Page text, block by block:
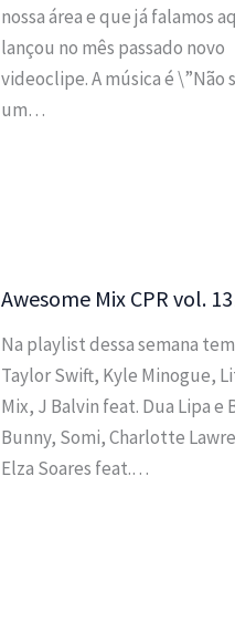
nossa área e que já falamos
lançou no mês passado novo
videoclipe. A música é \”Não
um…
Awesome Mix CPR vol.
Na playlist dessa semana
Taylor Swift, Kyle Minogue,
Mix, J Balvin feat. Dua Lipa e
Bunny, Somi, Charlotte
Elza Soares feat.…